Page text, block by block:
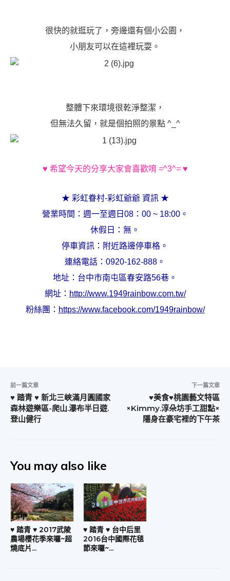
很快的就逛玩了，旁邊還有個小公園，
小朋友可以在這裡玩耍。
整體下來環境很乾淨整潔，
但無法久留，就是個拍照的景點 ^_^
♥ 希望今天的分享大家會喜歡唷 =^3^= ♥
★ 彩虹眷村-彩虹爺爺 資訊 ★
營業時間：週一至週日08：00 ~ 18:00。
休假日：無。
停車資訊：附近路邊停車格。
連絡電話：0920-162-888。
地址：台中市南屯區春安路56巷。
網址： http://www.1949rainbow.com.tw/
粉絲團： https://www.facebook.com/1949rainbow/
前一篇文章
♥ 踏青 ♥ 新北三峽滿月圓國家
森林遊樂區-爬山.瀑布半日遊.
登山健行
下一篇文章
♥美食♥桃園藝文特區
×Kimmy.淳朵坊手工甜點×
隱身在豪宅裡的下午茶
You may also like
♥ 踏青 ♥ 2017武陵
農場櫻花季來囉~超
燒底片...
♥ 踏青 ♥ 台中后里
2016台中國際花毯
節來囉~...